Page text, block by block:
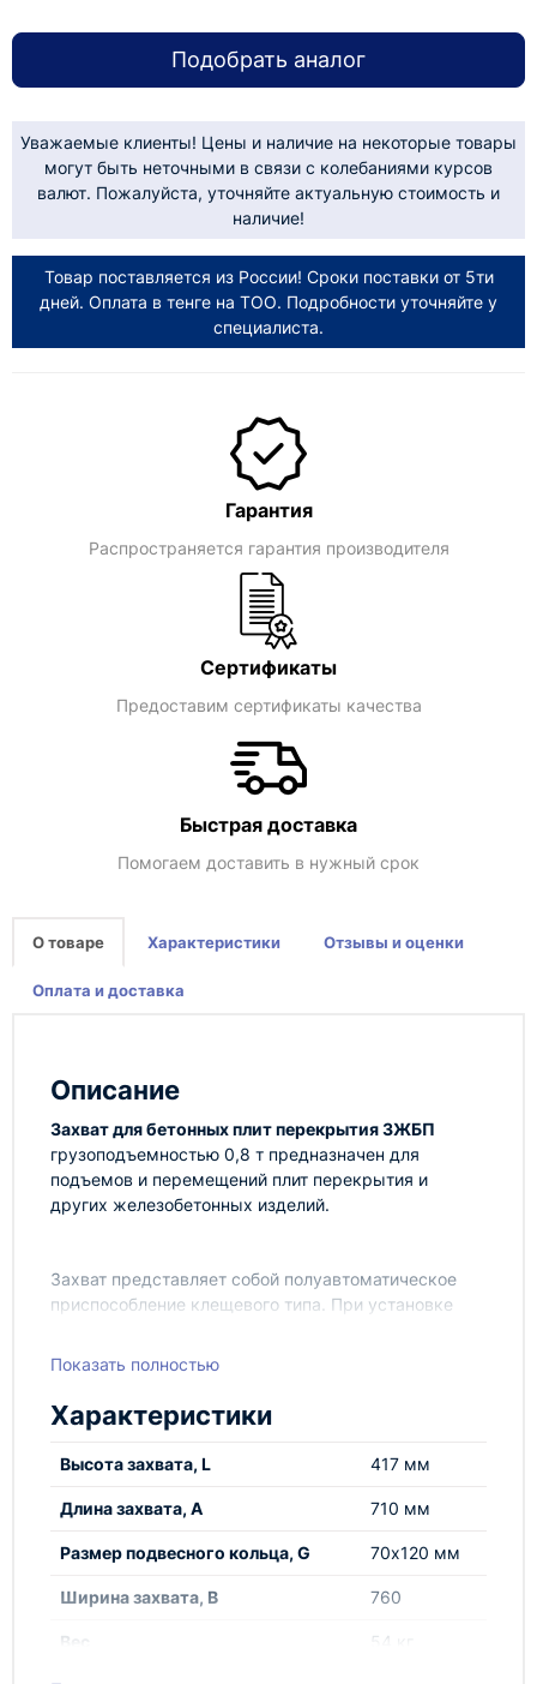
Подобрать аналог
Уважаемые клиенты! Цены и наличие на некоторые товары
могут быть неточными в связи с колебаниями курсов
валют. Пожалуйста, уточняйте актуальную стоимость и
наличие!
Товар поставляется из России! Сроки поставки от 5ти
дней. Оплата в тенге на ТОО. Подробности уточняйте у
специалиста.
Гарантия
Распространяется гарантия производителя
Сертификаты
Предоставим сертификаты качества
Быстрая доставка
Помогаем доставить в нужный срок
О товаре Характеристики Отзывы и оценки
Оплата и доставка
Описание
Захват для бетонных плит перекрытия ЗЖБП
грузоподъемностью 0,8 т предназначен для
подъемов и перемещений плит перекрытия и
других железобетонных изделий.
Захват представляет собой полуавтоматическое
приспособление клещевого типа. При установке
захвата в рабочее положение, при подъеме
выступающие элементы, расстроповка груза
происходит в автоматическом режиме без участия
стропальщика.
Показать полностью
Характеристики
Высота захвата, L 417 мм
Длина захвата, А 710 мм
Размер подвесного кольца, G 70х120 мм
Ширина захвата, В 760
Вес 54 кг